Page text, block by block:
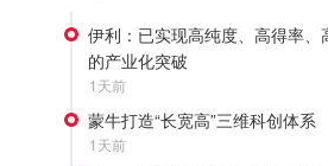
伊利：已实现高纯度、高得率、
的产业化突破
1天前
蒙牛打造“长宽高”三维科创体系
1天前